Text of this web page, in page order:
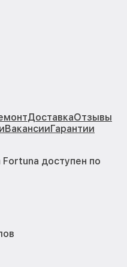
ДоставкаОтзывы
ВакансииГарантии
доступен по